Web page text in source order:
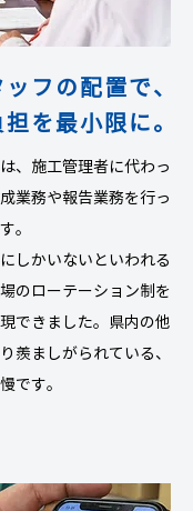
フの配置で、
を最小限に。
、施工管理者に代わっ
業務や報告業務を行っ
。
しかいないといわれる
のローテーション制を
できました。県内の他
羨ましがられている、
です。